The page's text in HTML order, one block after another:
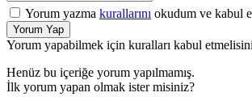
Yorum yazma kurallarını okudum ve kabul
Yorum Yap
Yorum yapabilmek için kuralları kabul
Henüz bu içeriğe yorum yapılmamış.
İlk yorum yapan olmak ister misiniz?